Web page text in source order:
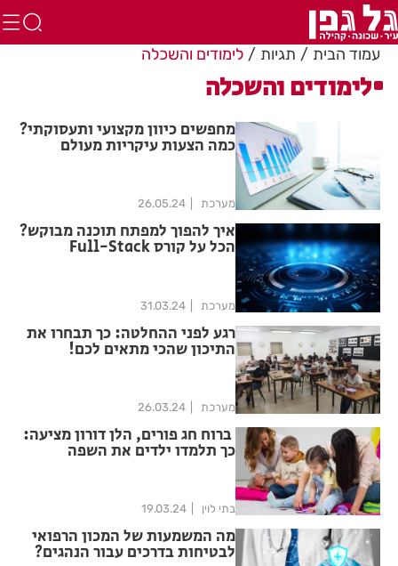
עמוד הבית תגיות לימודים והשכלה
לימודים והשכלה
מחפשים כיוון מקצועי ותעסוקתי?
כמה הצעות עיקריות מעולם
מערכת 26.05.24
איך להפוך למפתח תוכנה מבוקש?
הכל על קורס Full-Stack
מערכת 31.03.24
רגע לפני ההחלטה: כך תבחרו את
התיכון שהכי מתאים לכם!
מערכת 26.03.24
ברוח חג פורים, הלן דורון מציעה:
כך תלמדו ילדים את השפה
בתי לוין 19.03.24
מה המשמעות של המכון הרפואי
לבטיחות בדרכים עבור הנהגים?